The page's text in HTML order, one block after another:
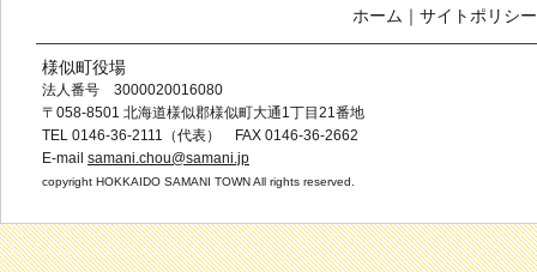
ホーム ｜ サイトポリシー
様似町役場
法人番号 3000020016080
〒058-8501 北海道様似郡様似町大通1丁目21番地
TEL 0146-36-2111（代表） FAX 0146-36-2662
E-mail samani.chou@samani.jp
copyright HOKKAIDO SAMANI TOWN All rights reserved.